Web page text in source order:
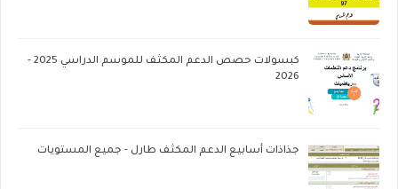
كبسولات حصص الدعم المكثف للموسم الدراسي 2025 -
2026
جذاذات أسابيع الدعم المكثف طارل - جميع المستويات